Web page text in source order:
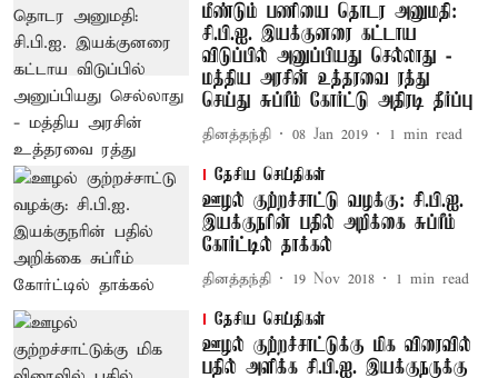
மீண்டும் பணியை தொடர அனுமதி:
சி.பி.ஐ. இயக்குனரை கட்டாய
விடுப்பில் அனுப்பியது செல்லாது -
மத்திய அரசின் உத்தரவை ரத்து
செய்து சுப்ரீம் கோர்ட்டு அதிரடி தீர்ப்பு
தினத்தந்தி 08 Jan 2019 1 min read
தேசிய செய்திகள்
ஊழல் குற்றச்சாட்டு வழக்கு: சி.பி.ஐ.
இயக்குநரின் பதில் அறிக்கை சுப்ரீம்
கோர்ட்டில் தாக்கல்
தினத்தந்தி 19 Nov 2018 1 min read
தேசிய செய்திகள்
ஊழல் குற்றச்சாட்டுக்கு மிக விரைவில்
பதில் அளிக்க சி.பி.ஐ. இயக்குநருக்கு